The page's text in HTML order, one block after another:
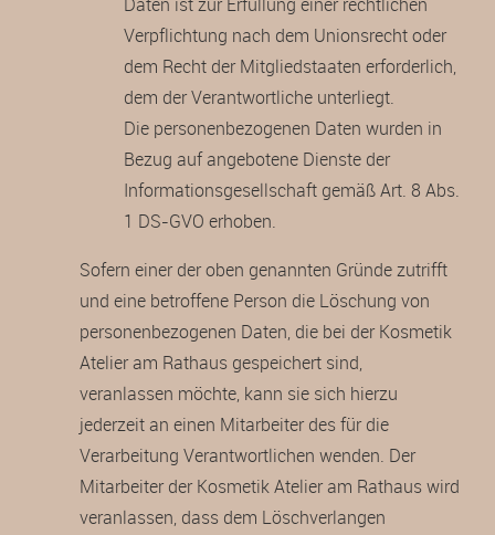
Verpflichtung nach dem Unionsrecht oder
dem Recht der Mitgliedstaaten erforderlich,
dem der Verantwortliche unterliegt.
Die personenbezogenen Daten wurden in
Bezug auf angebotene Dienste der
Informationsgesellschaft gemäß Art. 8 Abs.
1 DS-GVO erhoben.
Sofern einer der oben genannten Gründe zutrifft
und eine betroffene Person die Löschung von
personenbezogenen Daten, die bei der Kosmetik
Atelier am Rathaus gespeichert sind,
veranlassen möchte, kann sie sich hierzu
jederzeit an einen Mitarbeiter des für die
Verarbeitung Verantwortlichen wenden. Der
Mitarbeiter der Kosmetik Atelier am Rathaus wird
veranlassen, dass dem Löschverlangen